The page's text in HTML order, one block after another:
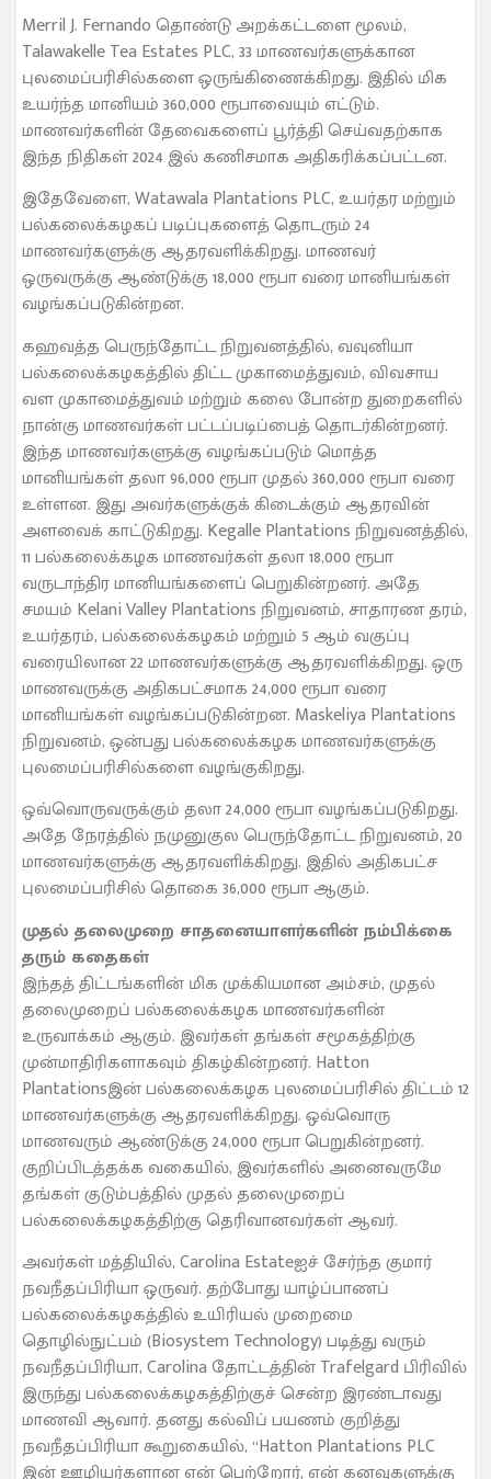
Merril J. Fernando தொண்டு அறக்கட்டளை மூலம்,
Talawakelle Tea Estates PLC, 33 மாணவர்களுக்கான
புலமைப்பரிசில்களை ஒருங்கிணைக்கிறது. இதில் மிக
உயர்ந்த மானியம் 360,000 ரூபாவையும் எட்டும்.
மாணவர்களின் தேவைகளைப் பூர்த்தி செய்வதற்காக
இந்த நிதிகள் 2024 இல் கணிசமாக அதிகரிக்கப்பட்டன.
இதேவேளை, Watawala Plantations PLC, உயர்தர மற்றும்
பல்கலைக்கழகப் படிப்புகளைத் தொடரும் 24
மாணவர்களுக்கு ஆதரவளிக்கிறது. மாணவர்
ஒருவருக்கு ஆண்டுக்கு 18,000 ரூபா வரை மானியங்கள்
வழங்கப்படுகின்றன.
கஹவத்த பெருந்தோட்ட நிறுவனத்தில், வவுனியா
பல்கலைக்கழகத்தில் திட்ட முகாமைத்துவம், விவசாய
வள முகாமைத்துவம் மற்றும் கலை போன்ற துறைகளில்
நான்கு மாணவர்கள் பட்டப்படிப்பைத் தொடர்கின்றனர்.
இந்த மாணவர்களுக்கு வழங்கப்படும் மொத்த
மானியங்கள் தலா 96,000 ரூபா முதல் 360,000 ரூபா வரை
உள்ளன. இது அவர்களுக்குக் கிடைக்கும் ஆதரவின்
அளவைக் காட்டுகிறது. Kegalle Plantations நிறுவனத்தில்,
11 பல்கலைக்கழக மாணவர்கள் தலா 18,000 ரூபா
வருடாந்திர மானியங்களைப் பெறுகின்றனர். அதே
சமயம் Kelani Valley Plantations நிறுவனம், சாதாரண தரம்,
உயர்தரம், பல்கலைக்கழகம் மற்றும் 5 ஆம் வகுப்பு
வரையிலான 22 மாணவர்களுக்கு ஆதரவளிக்கிறது. ஒரு
மாணவருக்கு அதிகபட்சமாக 24,000 ரூபா வரை
மானியங்கள் வழங்கப்படுகின்றன. Maskeliya Plantations
நிறுவனம், ஒன்பது பல்கலைக்கழக மாணவர்களுக்கு
புலமைப்பரிசில்களை வழங்குகிறது.
ஒவ்வொருவருக்கும் தலா 24,000 ரூபா வழங்கப்படுகிறது.
அதே நேரத்தில் நமுனுகுல பெருந்தோட்ட நிறுவனம், 20
மாணவர்களுக்கு ஆதரவளிக்கிறது. இதில் அதிகபட்ச
புலமைப்பரிசில் தொகை 36,000 ரூபா ஆகும்.
முதல் தலைமுறை சாதனையாளர்களின் நம்பிக்கை
தரும் கதைகள்
இந்தத் திட்டங்களின் மிக முக்கியமான அம்சம், முதல்
தலைமுறைப் பல்கலைக்கழக மாணவர்களின்
உருவாக்கம் ஆகும். இவர்கள் தங்கள் சமூகத்திற்கு
முன்மாதிரிகளாகவும் திகழ்கின்றனர். Hatton
Plantationsஇன் பல்கலைக்கழக புலமைப்பரிசில் திட்டம் 12
மாணவர்களுக்கு ஆதரவளிக்கிறது. ஒவ்வொரு
மாணவரும் ஆண்டுக்கு 24,000 ரூபா பெறுகின்றனர்.
குறிப்பிடத்தக்க வகையில், இவர்களில் அனைவருமே
தங்கள் குடும்பத்தில் முதல் தலைமுறைப்
பல்கலைக்கழகத்திற்கு தெரிவானவர்கள் ஆவர்.
அவர்கள் மத்தியில், Carolina Estateஐச் சேர்ந்த குமார்
நவநீதப்பிரியா ஒருவர். தற்போது யாழ்ப்பாணப்
பல்கலைக்கழகத்தில் உயிரியல் முறைமை
தொழில்நுட்பம் (Biosystem Technology) படித்து வரும்
நவநீதப்பிரியா, Carolina தோட்டத்தின் Trafelgard பிரிவில்
இருந்து பல்கலைக்கழகத்திற்குச் சென்ற இரண்டாவது
மாணவி ஆவார். தனது கல்விப் பயணம் குறித்து
நவநீதப்பிரியா கூறுகையில், “Hatton Plantations PLC
இன் ஊழியர்களான என் பெற்றோர், என் கனவுகளுக்கு